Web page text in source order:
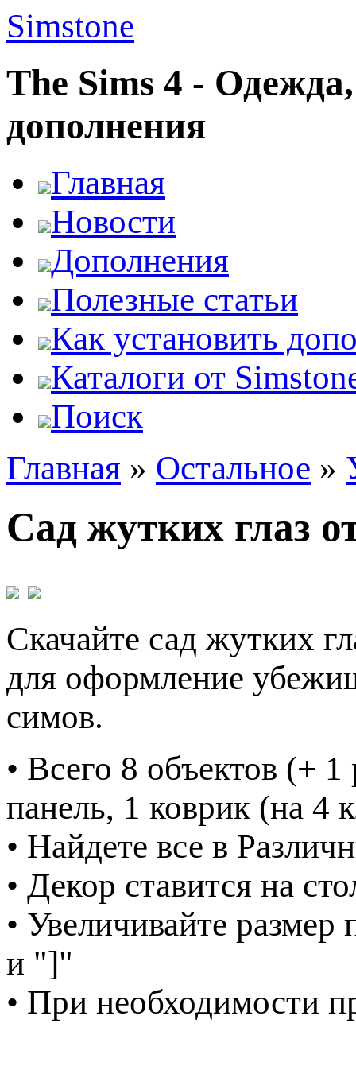
Simstone
The Sims 4 -
дополнения
Главная
Новости
Дополнения
Полезные статьи
Как установить
Каталоги от
Поиск
Главная » Остальное »
Сад жутких глаз
Скачайте сад жутких
для оформление
симов.
• Всего 8 объектов (+
панель, 1 коврик (на 4
• Найдете все в
• Декор ставится на
• Увеличивайте
и "]"
• При необходимости